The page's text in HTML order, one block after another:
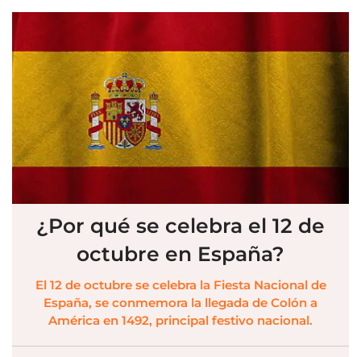
¿Por qué se celebra el 12 de
octubre en España?
El 12 de octubre se celebra la Fiesta Nacional de
España, se conmemora la llegada de Colón a
América en 1492, principal festivo nacional.